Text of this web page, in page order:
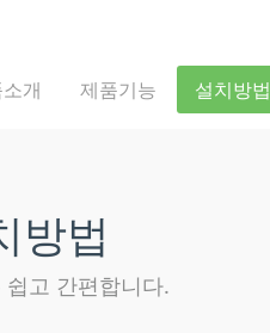
개 제품기능 설치방법
방법
고 간편합니다.